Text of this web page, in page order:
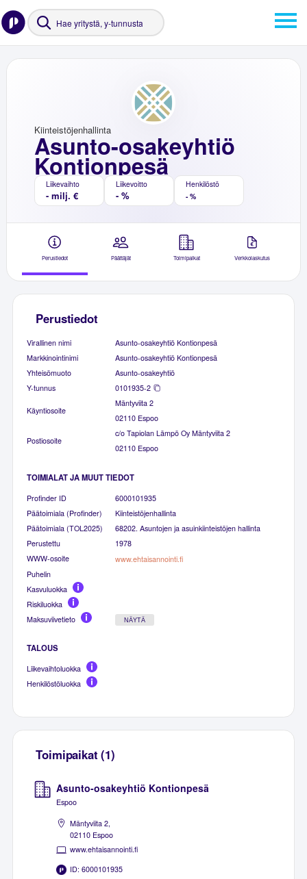
Asunto-osakeyhtiö
Kontionpesä
Kiinteistöjenhallinta
Liikevaihto
- milj. €
Liikevoitto
- %
Henkilöstö
- %
Perustiedot Päättäjät Toimipaikat Verkkolaskutus
Perustiedot
Virallinen nimi
Asunto-osakeyhtiö Kontionpesä
Markkinointinimi
Asunto-osakeyhtiö Kontionpesä
Yhteisömuoto
Asunto-osakeyhtiö
Y-tunnus
0101935-2
Käyntiosoite
Mäntyviita 2
02110 Espoo
Postiosoite
c/o Tapiolan Lämpö Oy Mäntyviita 2
02110 Espoo
TOIMIALAT JA MUUT TIEDOT
Profinder ID
6000101935
Päätoimiala (Profinder)
Kiinteistöjenhallinta
Päätoimiala (TOL2025)
68202. Asuntojen ja asuinkiinteistöjen hallinta
Perustettu
1978
WWW-osoite
www.ehtaisannointi.fi
Puhelin
Kasvuluokka
Riskiluokka
Maksuviivetieto
NÄYTÄ
TALOUS
Liikevaihtoluokka
Henkilöstöluokka
Toimipaikat (1)
Asunto-osakeyhtiö Kontionpesä
Espoo
Mäntyviita 2,
02110 Espoo
www.ehtaisannointi.fi
ID: 6000101935